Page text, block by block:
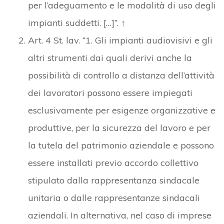
per l’adeguamento e le modalità di uso degli
impianti suddetti. […]”. ↑
Art. 4 St. lav. “1. Gli impianti audiovisivi e gli
altri strumenti dai quali derivi anche la
possibilità di controllo a distanza dell’attività
dei lavoratori possono essere impiegati
esclusivamente per esigenze organizzative e
produttive, per la sicurezza del lavoro e per
la tutela del patrimonio aziendale e possono
essere installati previo accordo collettivo
stipulato dalla rappresentanza sindacale
unitaria o dalle rappresentanze sindacali
aziendali. In alternativa, nel caso di imprese